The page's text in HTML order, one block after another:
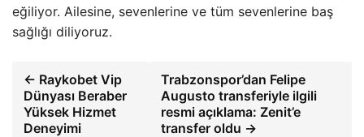
eğiliyor. Ailesine, sevenlerine ve tüm sevenlerine baş
sağlığı diliyoruz.
← Raykobet Vip
Dünyası Beraber
Yüksek Hizmet
Deneyimi
Trabzonspor’dan Felipe
Augusto transferiyle ilgili
resmi açıklama: Zenit’e
transfer oldu →